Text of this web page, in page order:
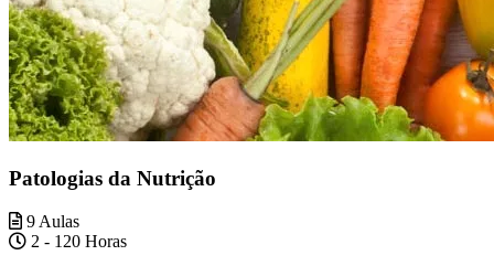
Patologias da Nutrição
9 Aulas
2 - 120 Horas